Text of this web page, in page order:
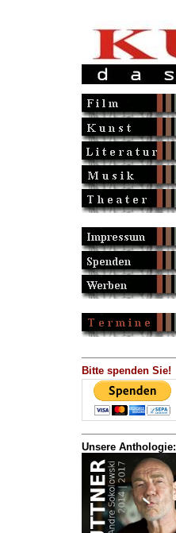
Bitte spenden Sie!
Unsere Anthologie: